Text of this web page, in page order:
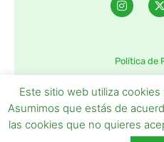
Política de
Este sitio web utiliza
Asumimos que estás de
las cookies que no quieres